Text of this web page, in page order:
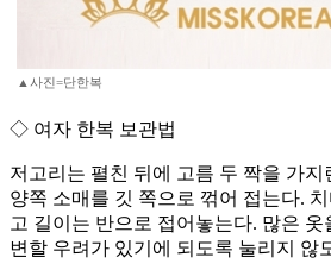
▲사진=단한복
◇ 여자 한복 보관법
저고리는 펼친 뒤에 고름 두 짝을 가
양쪽 소매를 깃 쪽으로 꺾어 접는다.
고 길이는 반으로 접어놓는다. 많은 옷
변할 우려가 있기에 되도록 눌리지 않